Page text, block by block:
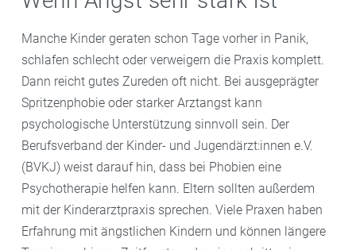
Manche Kinder geraten schon Tage vorher in Panik,
schlafen schlecht oder verweigern die Praxis komplett.
Dann reicht gutes Zureden oft nicht. Bei ausgeprägter
Spritzenphobie oder starker Arztangst kann
psychologische Unterstützung sinnvoll sein. Der
Berufsverband der Kinder- und Jugendärzt:innen e.V.
(BVKJ) weist darauf hin, dass bei Phobien eine
Psychotherapie helfen kann. Eltern sollten außerdem
mit der Kinderarztpraxis sprechen. Viele Praxen haben
Erfahrung mit ängstlichen Kindern und können längere